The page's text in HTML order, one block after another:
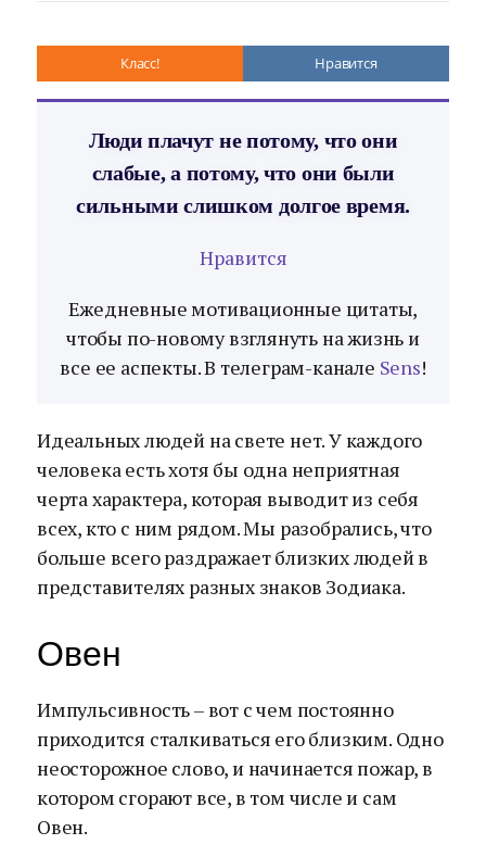
Класс! Нравится
Люди плачут не потому, что они
слабые, а потому, что они были
сильными слишком долгое время.
Нравится
Ежедневные мотивационные цитаты,
чтобы по-новому взглянуть на жизнь и
все ее аспекты. В телеграм-канале Sens!
Идеальных людей на свете нет. У каждого
человека есть хотя бы одна неприятная
черта характера, которая выводит из себя
всех, кто с ним рядом. Мы разобрались, что
больше всего раздражает близких людей в
представителях разных знаков Зодиака.
Овен
Импульсивность – вот с чем постоянно
приходится сталкиваться его близким. Одно
неосторожное слово, и начинается пожар, в
котором сгорают все, в том числе и сам
Овен.